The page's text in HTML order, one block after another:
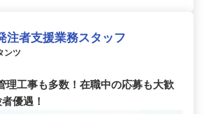
注者支援業務スタッフ
ンツ
理工事も多数！在職中の応募も大歓
優遇！